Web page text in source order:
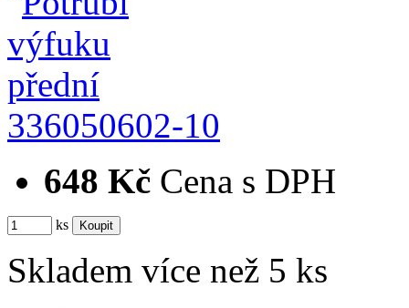
336050602-10
648 Kč Cena s DPH
ks
Skladem více než 5 ks